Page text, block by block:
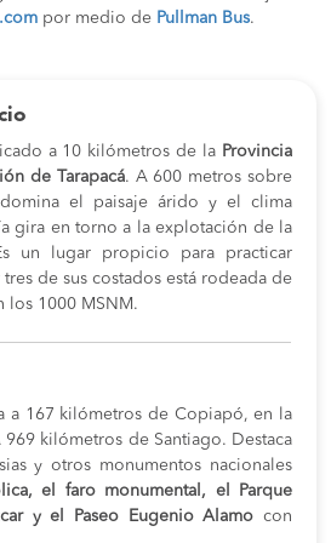
por medio de Pullman Bus.
a 10 kilómetros de la Provincia
de Tarapacá. A 600 metros sobre
el paisaje árido y el clima
gira en torno a la explotación de la
un lugar propicio para practicar
de sus costados está rodeada de
los 1000 MSNM.
a 167 kilómetros de Copiapó, en la
969 kilómetros de Santiago. Destaca
y otros monumentos nacionales
el faro monumental, el Parque
y el Paseo Eugenio Alamo con